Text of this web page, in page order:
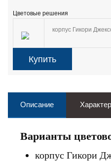
Цветовые решения
корпус Гикори
Описание
Варианты
корпус Гикори